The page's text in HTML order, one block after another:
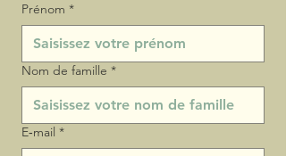
Prénom *
Nom de famille *
E‑mail *